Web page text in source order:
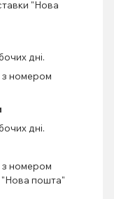
"Нова
дні.
з номером
дні.
з номером
"Нова пошта"